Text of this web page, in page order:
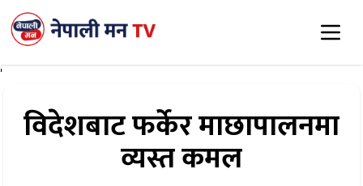
'
विदेशबाट फर्केर माछापालनमा
व्यस्त कमल